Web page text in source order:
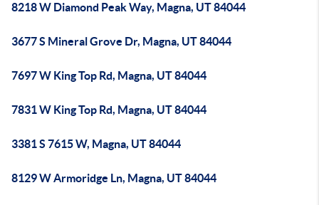
8218 W Diamond Peak Way, Magna, UT 84044
3677 S Mineral Grove Dr, Magna, UT 84044
7697 W King Top Rd, Magna, UT 84044
7831 W King Top Rd, Magna, UT 84044
3381 S 7615 W, Magna, UT 84044
8129 W Armoridge Ln, Magna, UT 84044